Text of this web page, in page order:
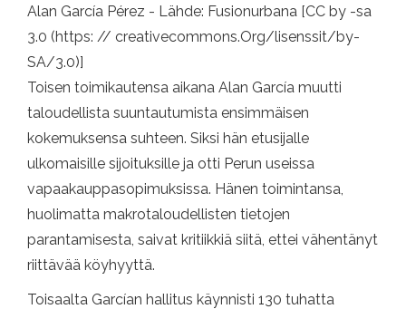
Alan García Pérez - Lähde: Fusionurbana [CC by -sa
3.0 (https: // creativecommons.Org/lisenssit/by-
SA/3.0)]
Toisen toimikautensa aikana Alan García muutti
taloudellista suuntautumista ensimmäisen
kokemuksensa suhteen. Siksi hän etusijalle
ulkomaisille sijoituksille ja otti Perun useissa
vapaakauppasopimuksissa. Hänen toimintansa,
huolimatta makrotaloudellisten tietojen
parantamisesta, saivat kritiikkiä siitä, ettei vähentänyt
riittävää köyhyyttä.
Toisaalta Garcían hallitus käynnisti 130 tuhatta